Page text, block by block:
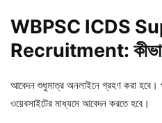
WBPSC ICDS
Recruitment:
আবেদন শুধুমাত্র অনলাইনে গ্রহণ করা হবে।
ওয়েবসাইটের মাধ্যমে আবেদন করতে হবে।